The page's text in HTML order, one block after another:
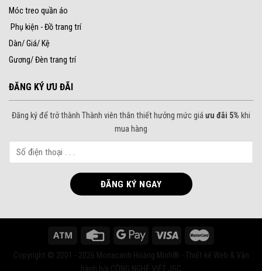
Móc treo quần áo
Phụ kiện - Đồ trang trí
Dàn/ Giá/ Kệ
Gương/ Đèn trang trí
ĐĂNG KÝ ƯU ĐÃI
Đăng ký để trở thành Thành viên thân thiết hưởng mức giáưu đãi 5% khi
mua hàng
Copyright © 2001 - 2026 Monacanh Hoàng Minh® - Thiết kế Web & Vận